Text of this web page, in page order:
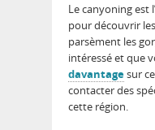
Le canyoning est
pour découvrir
parsèment les
intéressé et que
davantagesur
contacter des
cette région.